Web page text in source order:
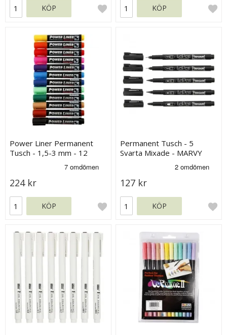
KÖP KÖP
Power Liner Permanent
Tusch - 1,5-3 mm - 12
224 kr
KÖP
Permanent Tusch - 5
Svarta Mixade - MARVY
127 kr
KÖP